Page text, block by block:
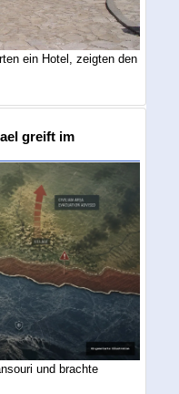
ein Hotel, zeigten den
greift im
und brachte